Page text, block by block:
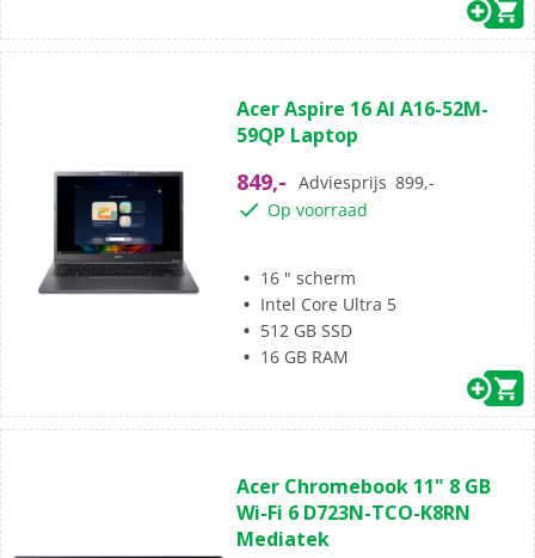
van
de
sterren.
Acer Aspire 16 AI A16-52M-
59QP Laptop
849,- Adviesprijs 899,-
Op voorraad
16 " scherm
Intel Core Ultra 5
512 GB SSD
16 GB RAM
van
de
5
Acer Chromebook 11" 8 GB
Wi-Fi 6 D723N-TCO-K8RN
Mediatek